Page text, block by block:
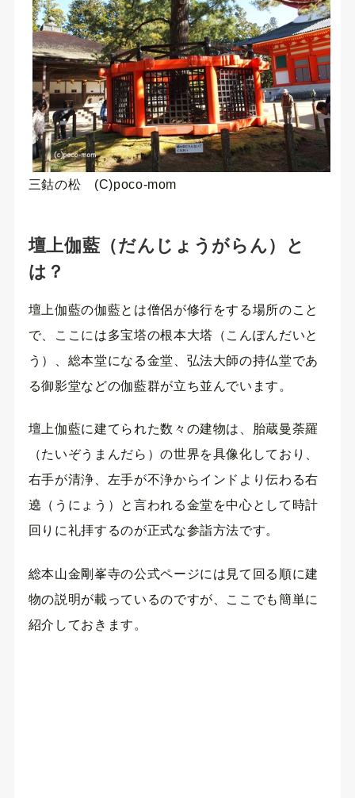
三鈷の松 (C)poco-mom
壇上伽藍（だんじょうがらん）と
は？
壇上伽藍の伽藍とは僧侶が修行をする場所のこと
で、ここには多宝塔の根本大塔（こんぽんだいと
う）、総本堂になる金堂、弘法大師の持仏堂であ
る御影堂などの伽藍群が立ち並んでいます。
壇上伽藍に建てられた数々の建物は、胎蔵曼荼羅
（たいぞうまんだら）の世界を具像化しており、
右手が清浄、左手が不浄からインドより伝わる右
遶（うにょう）と言われる金堂を中心として時計
回りに礼拝するのが正式な参詣方法です。
総本山金剛峯寺の公式ページには見て回る順に建
物の説明が載っているのですが、ここでも簡単に
紹介しておきます。